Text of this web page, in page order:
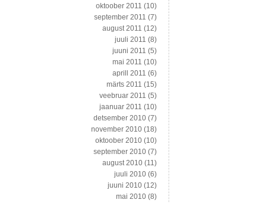
oktoober 2011 (10)
september 2011 (7)
august 2011 (12)
juuli 2011 (8)
juuni 2011 (5)
mai 2011 (10)
aprill 2011 (6)
märts 2011 (15)
veebruar 2011 (5)
jaanuar 2011 (10)
detsember 2010 (7)
november 2010 (18)
oktoober 2010 (10)
september 2010 (7)
august 2010 (11)
juuli 2010 (6)
juuni 2010 (12)
mai 2010 (8)